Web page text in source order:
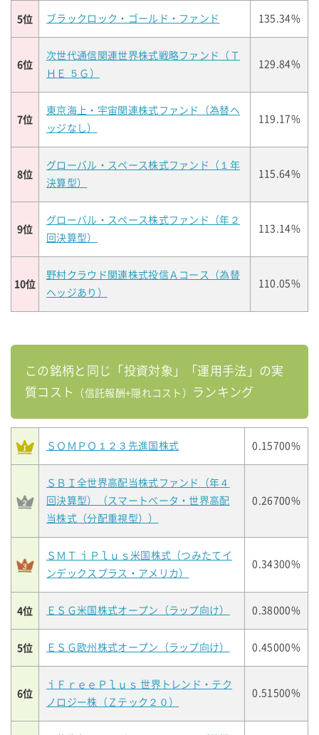
5位 ブラックロック・ゴールド・ファンド 135.34%
6位
次世代通信関連世界株式戦略ファンド（Ｔ
ＨＥ ５Ｇ）
129.84%
7位
東京海上・宇宙関連株式ファンド（為替ヘ
ッジなし）
119.17%
8位
グローバル・スペース株式ファンド（１年
決算型）
115.64%
9位
グローバル・スペース株式ファンド（年２
回決算型）
113.14%
10位
野村クラウド関連株式投信Ａコース（為替
ヘッジあり）
110.05%
この銘柄と同じ「投資対象」「運用手法」の実
質コスト
（信託報酬+隠れコスト） ランキング
ＳＯＭＰＯ１２３先進国株式 0.15700%
ＳＢＩ全世界高配当株式ファンド（年４
回決算型）（スマートベータ・世界高配
当株式（分配重視型））
0.26700%
ＳＭＴ ｉＰｌｕｓ米国株式（つみたてイ
ンデックスプラス・アメリカ）
0.34300%
4位 ＥＳＧ米国株式オープン（ラップ向け） 0.38000%
5位 ＥＳＧ欧州株式オープン（ラップ向け） 0.45000%
6位
ｉＦｒｅｅＰｌｕｓ 世界トレンド・テク
ノロジー株（Ｚテック２０）
0.51500%